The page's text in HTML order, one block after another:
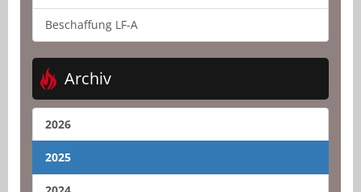
Beschaffung LF-A
Archiv
2026
2025